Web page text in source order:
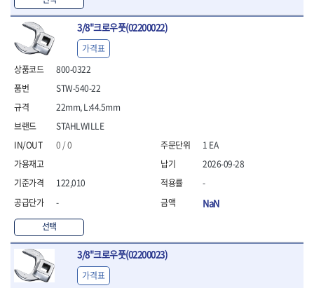
- 방폭아답타
- 방폭T렌치
- 방폭드라이버
- 방폭펀치
- 절연포지비트소켓
철공공구
- 볼트커터
- 항공가위
- 클램프
- 빠루망치
- 볼핀망치
- 함마망치
- 도끼
- 망치헤드
- 판금망치
- 나일론무반동망치
- 플라스틱망치
3/8"크로우풋(02200022)
800-0322
STAHLWILLE
0 / 0
122,010
-
선택
STW-540-22
22mm, L:44.5mm
가격표
1 EA
2026-09-28
-
NaN
3/8"크로우풋(02200023)
가격표